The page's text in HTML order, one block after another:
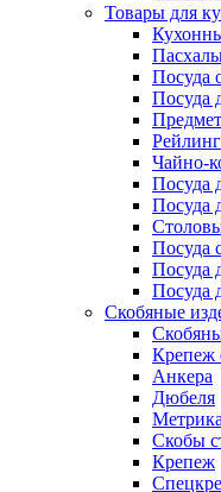
Товары для
Посуда
Посуда
Чайно-
Посуда
Посуда
Посуда
Посуда
Посуда
Скобяные
Крепеж
Анкера
Дюбеля
Метрика
Скобы
Крепеж